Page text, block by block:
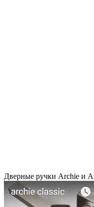
Дверные ручки Archie и